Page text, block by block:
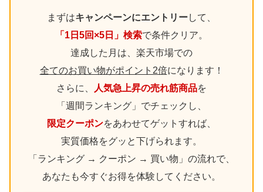
まずはキャンペーンにエントリーして、
「1日5回×5日」検索で条件クリア。
達成した月は、楽天市場での
全てのお買い物がポイント2倍になります！
さらに、
人気急上昇の売れ筋商品を
「週間ランキング」でチェックし、
限定クーポンをあわせてゲットすれば、
実質価格をグッと下げられます。
「ランキング → クーポン → 買い物」の流れで、
あなたも今すぐお得を体験してください。